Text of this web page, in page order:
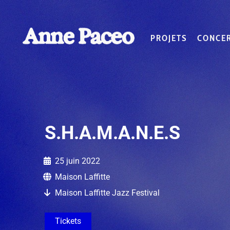
PROJETS
S.H.A.M.A.N.E.S
25 juin 2022
Maison Laffitte
Maison Laffitte Jazz Festival
Tickets